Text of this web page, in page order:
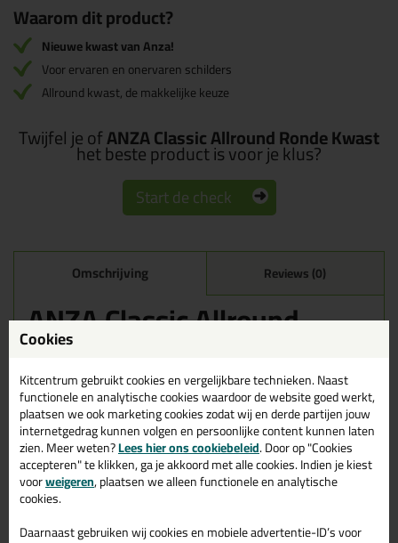
Waarom dit product?
Nieuwe kwast van Anza!
Voor ervaren en onervaren schilders
Allround kwast, de makkelijke keuze
Twijfel je ofANZA Classic Allround Ronde Kwast
het beste product is voor je klus?
Start de check
Omschrijving Reviews (0)
ANZA Classic Allround
Ronde Kwast in nr. 14
(25mm breed)
Bestel de ANZA Classic Allround Ronde Kwast in nr. 14 (25mm
breed) vandaag nog! Vandaag besteld = morgen in huis.
Wil je meer weten over de toepassing en kenmerken van dit
product?Lees alles over dit product >
Cookies
Kitcentrum gebruikt cookies en vergelijkbare technieken. Naast
functionele en analytische cookies waardoor de website goed werkt,
plaatsen we ook marketing cookies zodat wij en derde partijen jouw
internetgedrag kunnen volgen en persoonlijke content kunnen laten
zien. Meer weten?Lees hier ons cookiebeleid. Door op "Cookies
accepteren" te klikken, ga je akkoord met alle cookies. Indien je kiest
voorweigeren, plaatsen we alleen functionele en analytische
cookies.
Daarnaast gebruiken wij cookies en mobiele advertentie-ID’s voor